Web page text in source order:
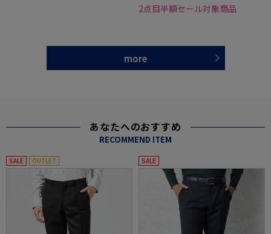
2点目半額セール対象商品
more
あなたへのおすすめ
RECOMMEND ITEM
SALE OUTLET SALE